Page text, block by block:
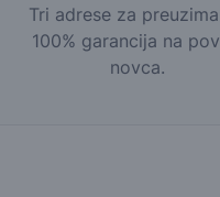
Tri adrese za
100% garancija na
novca.